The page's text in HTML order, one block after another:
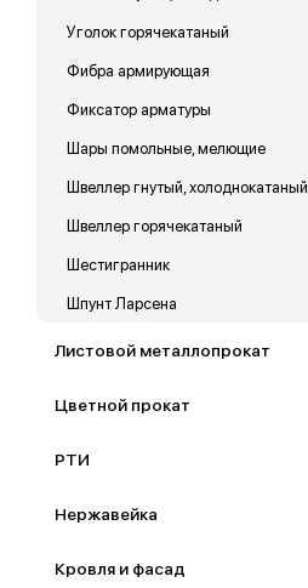
Уголок горячекатаный
Фибра армирующая
Фиксатор арматуры
Шары помольные, мелющие
Швеллер гнутый, холоднокатаный
Швеллер горячекатаный
Шестигранник
Шпунт Ларсена
Листовой металлопрокат
Цветной прокат
РТИ
Нержавейка
Кровля и фасад